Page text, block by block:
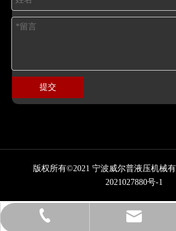
15513035148
sales@vphyd.com.cn
15513035148
提交
版权所有©2021 宁波威尔普液压机械
2021027880号-1